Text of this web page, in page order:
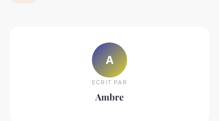
A
ECRIT PAR
Ambre